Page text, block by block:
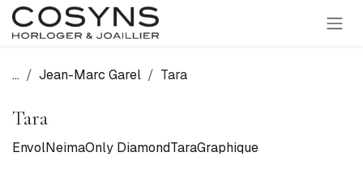
SE RENDRE AU CONTENU
... Jean-Marc Garel Tara
Tara
EnvolNeimaOnly DiamondTaraGraphique